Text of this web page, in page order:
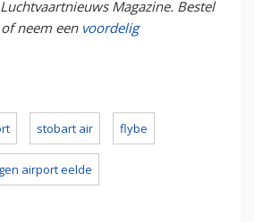
Magazine. Bestel
neem een voordelig
stobart air flybe
airport eelde